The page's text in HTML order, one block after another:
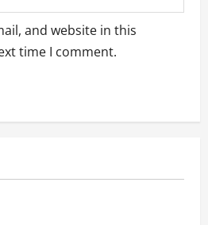
and website in this
time I comment.